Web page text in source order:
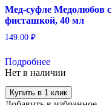
Мед-суфле Медолюбов с
фисташкой, 40 мл
149.00 ₽
Подробнее
Нет в наличии
Купить в 1 клик